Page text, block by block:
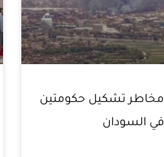
مخاطر تشكيل حكومتين
في السودان